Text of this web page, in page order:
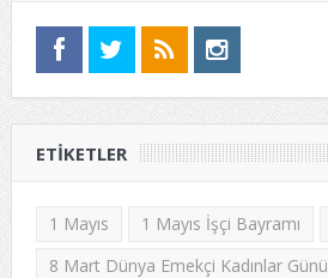
ETIKETLER
1 Mayıs 1 Mayıs İşçi Bayramı
8 Mart Dünya Emekçi Kadınlar Günü